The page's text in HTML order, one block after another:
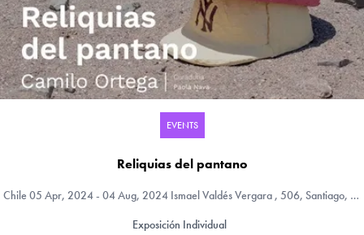
EVENTS
Reliquias del pantano
Chile 05 Apr, 2024 - 04 Aug, 2024 Ismael Valdés Vergara , 506, Santiago, Region Metropolitana (RM), Chile
Exposición Individual